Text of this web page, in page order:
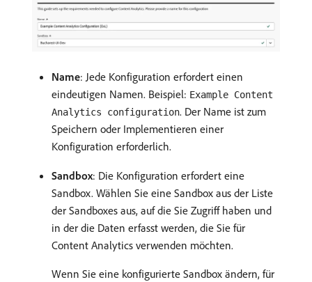
Name: Jede Konfiguration erfordert einen
eindeutigen Namen. Beispiel: Example Content
Analytics configuration. Der Name ist zum
Speichern oder Implementieren einer
Konfiguration erforderlich.
Sandbox: Die Konfiguration erfordert eine
Sandbox. Wählen Sie eine Sandbox aus der Liste
der Sandboxes aus, auf die Sie Zugriff haben und
in der die Daten erfasst werden, die Sie für
Content Analytics verwenden möchten.
Wenn Sie eine konfigurierte Sandbox ändern, für